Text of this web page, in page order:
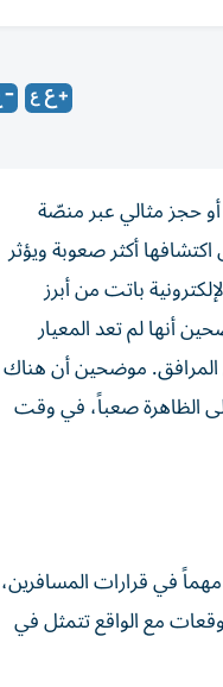
حجز مثالي عبر منصّة
أكثر صعوبة ويؤثر
باتت من أبرز
الحجز، موضحين أنها لم تعد المعيار
المرافق. موضحين أن هناك
الظاهرة صعباً، في وقت
في قرارات المسافرين،
مع الواقع تتمثل في